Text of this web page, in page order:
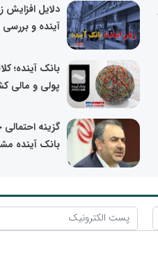
دلایل افزایش
آینده و
بانک آینده؛
پولی و مالی
گزینه
بانک آینده